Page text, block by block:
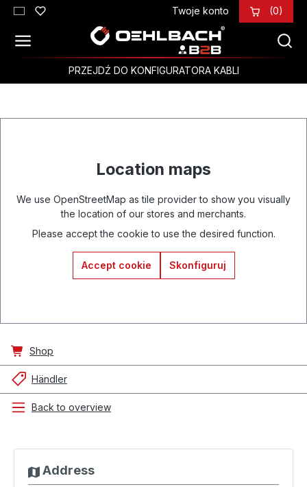
Przejdź do głównej zawartości Twoje konto (0)
PRZEJDŹ DO KONFIGURATORA KABLI
Location maps
We use OpenStreetMap as tile provider to show you visually
the location of our stores and merchants.
Please accept the cookie to use the desired function.
Accept cookie Skonfiguruj
Shop
Händler
Back to overview
Address